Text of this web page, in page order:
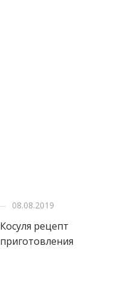
08.08.2019
Косуля рецепт
приготовления